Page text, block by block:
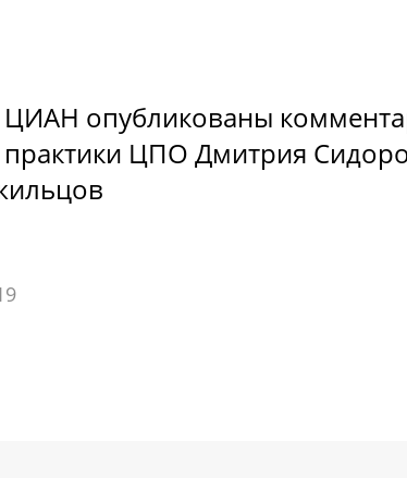
ЦИАН опубликованы
практики ЦПО Дмитрия